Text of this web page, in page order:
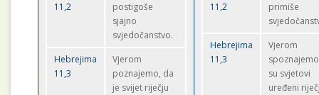
11,2
postigoše
sjajno
svjedočanstvo.
Hebrejima
11,3
Vjerom
poznajemo, da
je svijet riječju
11,2
primiše
Hebrejima
11,3
Vjerom
su svjetovi
uređeni